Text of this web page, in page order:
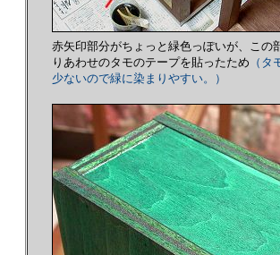
赤矢印部分がちょっと緑色っぽいが、この
りあわせのタモのテープを貼ったため （タ
少ないので緑に染まりやすい。）